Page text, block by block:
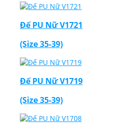
Đế PU Nữ V1721
(Size 35-39)
Đế PU Nữ V1719
(Size 35-39)